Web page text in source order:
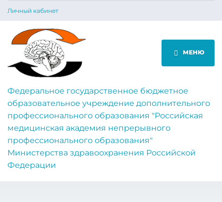
Личный кабинет
МЕНЮ
Федеральное государственное бюджетное
образовательное учреждение дополнительного
профессионального образования "Российская
медицинская академия непрерывного
профессионального образования"
Министерства здравоохранения Российской
Федерации